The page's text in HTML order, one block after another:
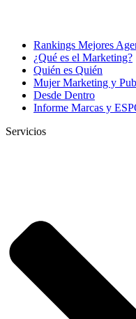
Rankings Mejores
¿Qué es el Marketing?
Quién es Quién
Mujer Marketing y
Desde Dentro
Informe Marcas y
Servicios